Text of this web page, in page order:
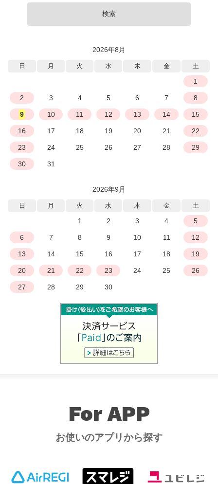
検索
2026年8月
日 月 火 水 木 金 土
1
2 3 4 5 6 7 8
9 10 11 12 13 14 15
16 17 18 19 20 21 22
23 24 25 26 27 28 29
30 31
2026年9月
日 月 火 水 木 金 土
1 2 3 4 5
6 7 8 9 10 11 12
13 14 15 16 17 18 19
20 21 22 23 24 25 26
27 28 29 30
For APP
お使いのアプリから探す